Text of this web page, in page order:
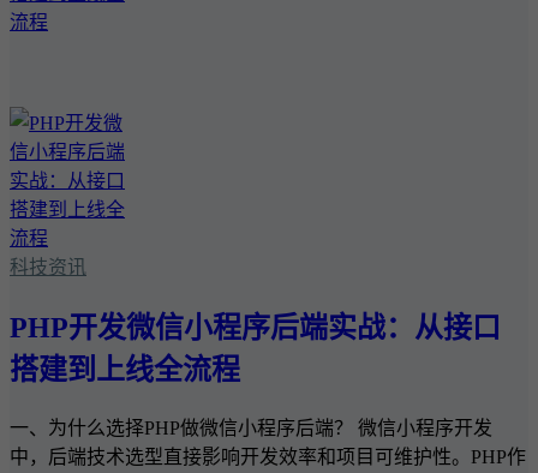
科技资讯
PHP开发微信小程序后端实战：从接口
搭建到上线全流程
一、为什么选择PHP做微信小程序后端？ 微信小程序开发
中，后端技术选型直接影响开发效率和项目可维护性。PHP作